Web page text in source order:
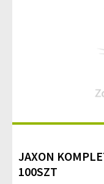
JAXON
100SZT